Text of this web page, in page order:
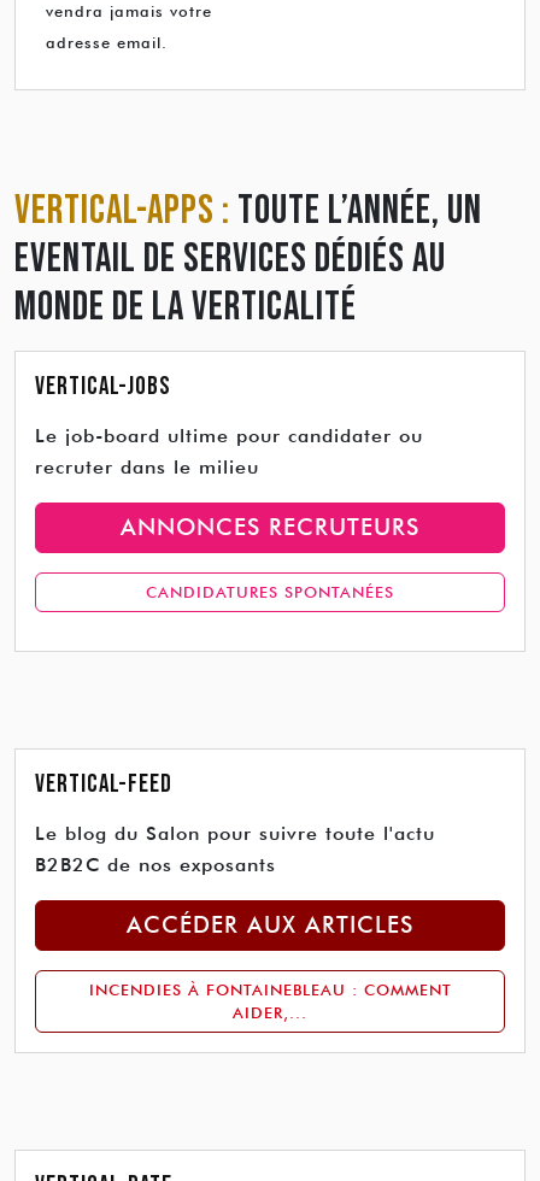
vendra jamais votre
adresse email.
VERTICAL-APPS : TOUTE L’ANNÉE, UN
EVENTAIL DE SERVICES DÉDIÉS AU
MONDE DE LA VERTICALITÉ
Vertical-Jobs
Le job-board ultime pour candidater ou
recruter dans le milieu
ANNONCES RECRUTEURS
CANDIDATURES SPONTANÉES
Vertical-Feed
Le blog du Salon pour suivre toute l'actu
B2B2C de nos exposants
ACCÉDER AUX ARTICLES
INCENDIES À FONTAINEBLEAU : COMMENT
AIDER,...